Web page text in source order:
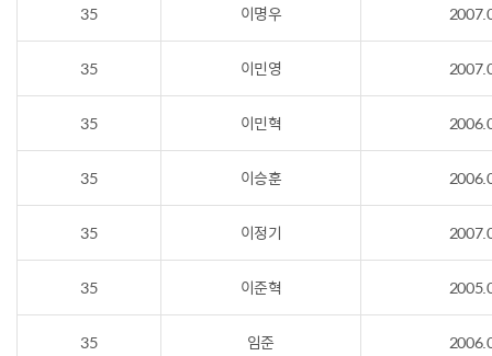
35 이명우
35 이민영
35 이민혁
35 이승훈
35 이정기
35 이준혁
35 임준